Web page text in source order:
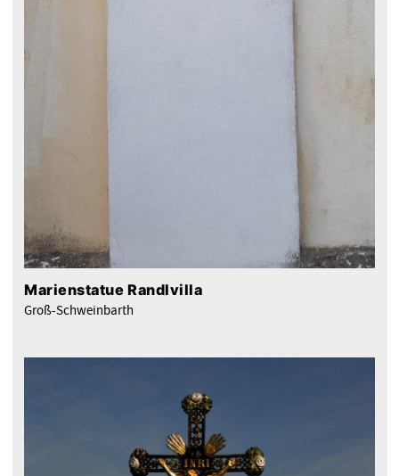
Marienstatue Randlvilla
Groß-Schweinbarth